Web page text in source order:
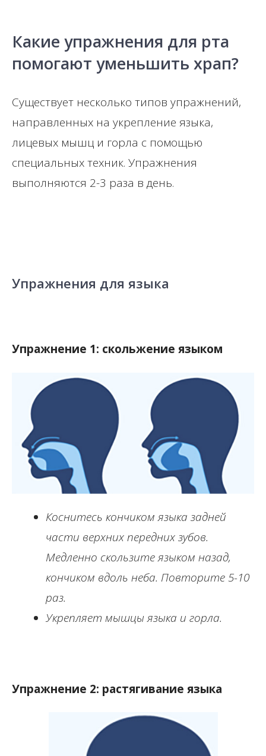
Какие упражнения для рта
помогают уменьшить храп?
Существует несколько типов упражнений,
направленных на укрепление языка,
лицевых мышц и горла с помощью
специальных техник. Упражнения
выполняются 2-3 раза в день.
Упражнения для языка
Упражнение 1: скольжение языком
Коснитесь кончиком языка задней
части верхних передних зубов.
Медленно скользите языком назад,
кончиком вдоль неба. Повторите 5-10
раз.
Укрепляет мышцы языка и горла.
Упражнение 2: растягивание языка